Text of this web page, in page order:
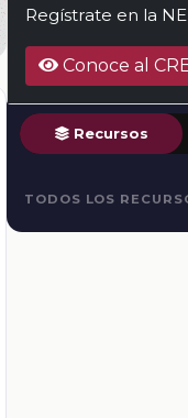
Regístrate en la
Conoce al
Recursos
TODOS LOS